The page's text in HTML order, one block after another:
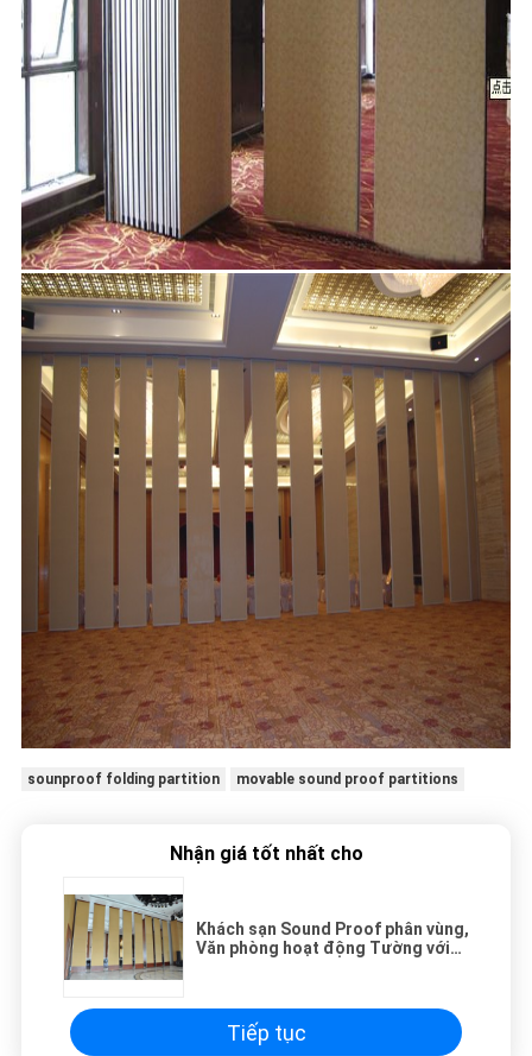
sounproof folding partition movable sound proof partitions
Nhận giá tốt nhất cho
Khách sạn Sound Proof phân vùng,
Văn phòng hoạt động Tường với
Tiếp tục